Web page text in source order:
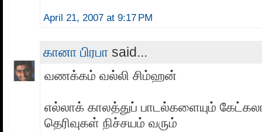
April 21, 2007 at 9:17 PM
கானா பிரபா said...
வணக்கம் வல்லி சிம்ஹன்
எல்லாக் காலத்துப் பாடல்களையும்
தெரிவுகள் நிச்சயம் வரும்